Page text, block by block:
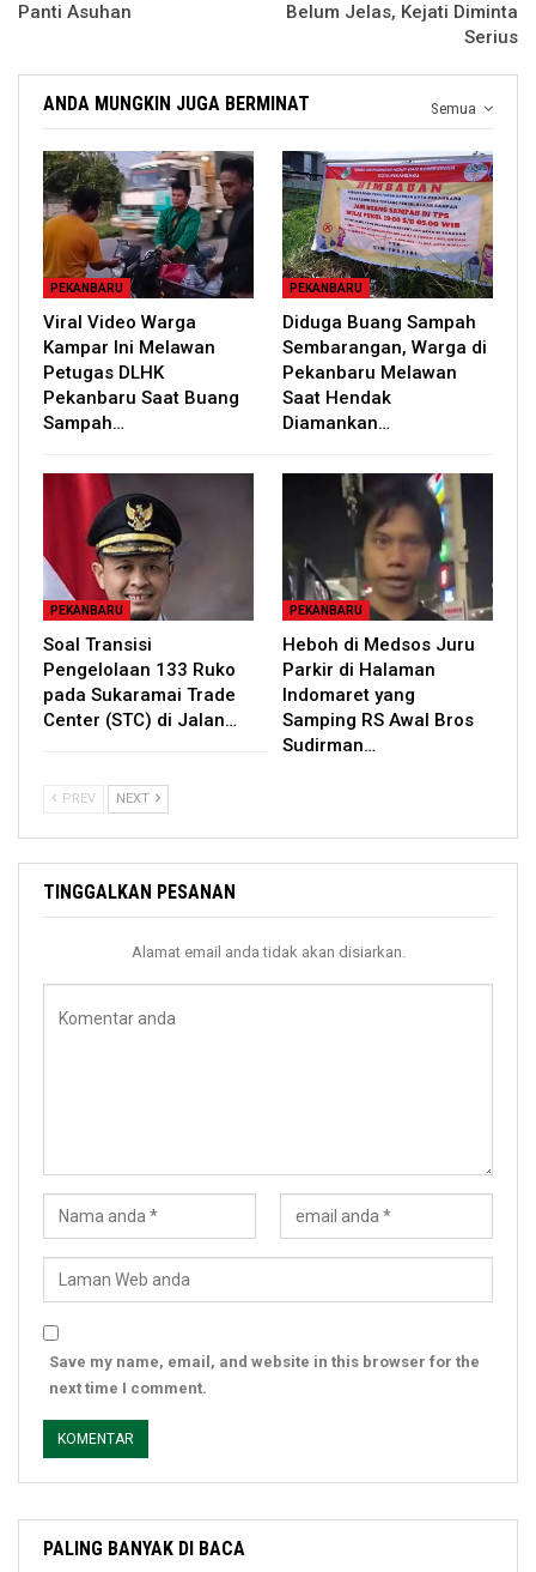
Panti Asuhan
Belum Jelas, Kejati Diminta
Serius
Semua
ANDA MUNGKIN JUGA BERMINAT
PEKANBARU
Viral Video Warga
Kampar Ini Melawan
Petugas DLHK
Pekanbaru Saat Buang
Sampah…
PEKANBARU
Diduga Buang Sampah
Sembarangan, Warga di
Pekanbaru Melawan
Saat Hendak
Diamankan…
PEKANBARU
Soal Transisi
Pengelolaan 133 Ruko
pada Sukaramai Trade
Center (STC) di Jalan…
PEKANBARU
Heboh di Medsos Juru
Parkir di Halaman
Indomaret yang
Samping RS Awal Bros
Sudirman…
PREV NEXT
TINGGALKAN PESANAN
Alamat email anda tidak akan disiarkan.
Save my name, email, and website in this browser for the
next time I comment.
PALING BANYAK DI BACA